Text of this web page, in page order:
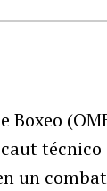
Boxeo
técnico
un